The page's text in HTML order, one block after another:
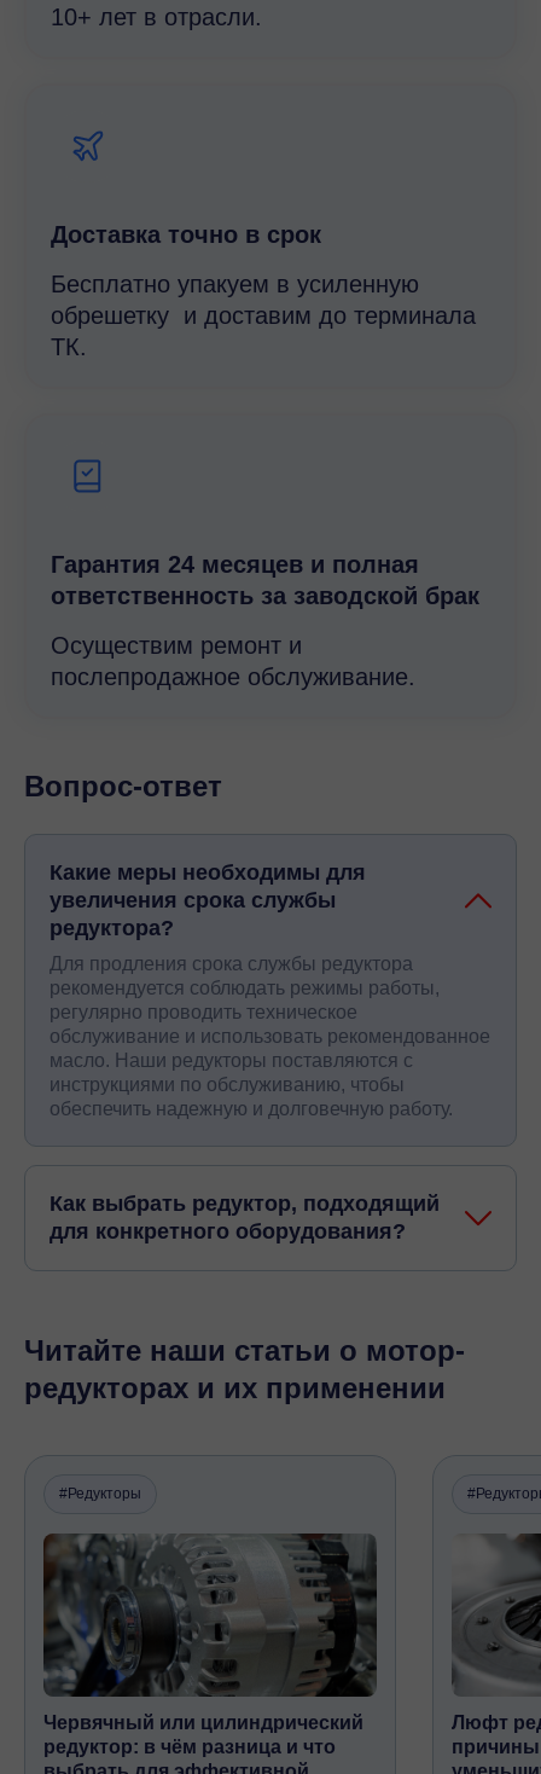
10+ лет в отрасли.
Доставка точно в срок
Бесплатно упакуем в усиленную
обрешетку и доставим до терминала
ТК.
Гарантия 24 месяцев и полная
ответственность за заводской брак
Осуществим ремонт и
послепродажное обслуживание.
Вопрос-ответ
Какие меры необходимы для
увеличения срока службы
редуктора?
Для продления срока службы редуктора
рекомендуется соблюдать режимы работы,
регулярно проводить техническое
обслуживание и использовать рекомендованное
масло. Наши редукторы поставляются с
инструкциями по обслуживанию, чтобы
обеспечить надежную и долговечную работу.
Как выбрать редуктор, подходящий
для конкретного оборудования?
Читайте наши статьи о мотор-
редукторах и их применении
#Редукторы
Червячный или цилиндрический
редуктор: в чём разница и что
Люфт